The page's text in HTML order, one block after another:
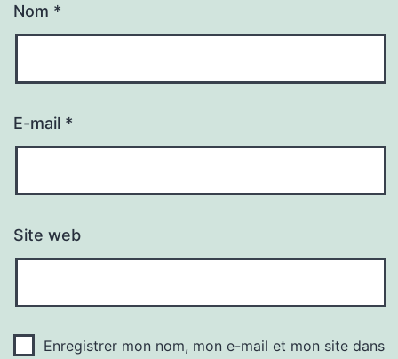
Nom *
E-mail *
Site web
Enregistrer mon nom, mon e-mail et mon site dans